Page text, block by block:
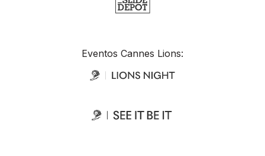
Eventos Cannes Lions: